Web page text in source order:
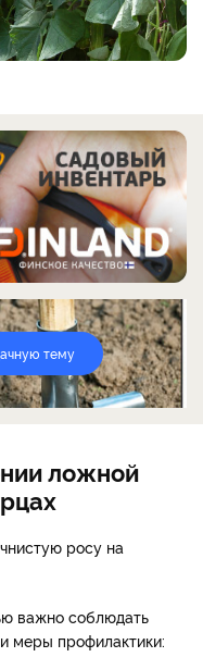
тему
ложной
росу на
важно соблюдать
меры профилактики: